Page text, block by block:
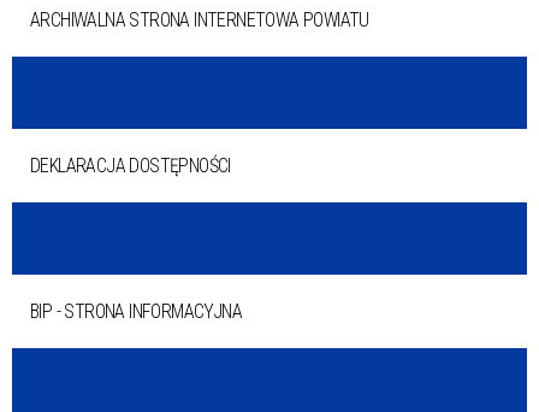
ARCHIWALNA STRONA INTERNETOWA POWIATU
DEKLARACJA DOSTĘPNOŚCI
BIP - STRONA INFORMACYJNA